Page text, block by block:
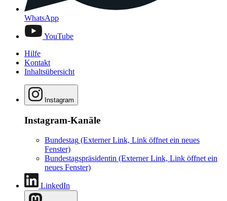
WhatsApp
YouTube
Hilfe
Kontakt
Inhaltsübersicht
Instagram
Instagram-Kanäle
Bundestag (Externer Link, Link öffnet ein neues
Fenster)
Bundestagspräsidentin (Externer Link, Link öffnet ein
neues Fenster)
LinkedIn